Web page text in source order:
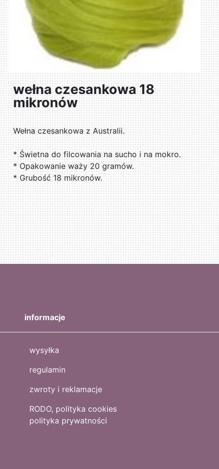
wełna czesankowa 18
mikronów
Wełna czesankowa z Australii.
* Świetna do filcowania na sucho i na mokro.
* Opakowanie waży 20 gramów.
* Grubość 18 mikronów.
informacje
wysyłka
regulamin
zwroty i reklamacje
RODO, polityka cookies
polityka prywatności